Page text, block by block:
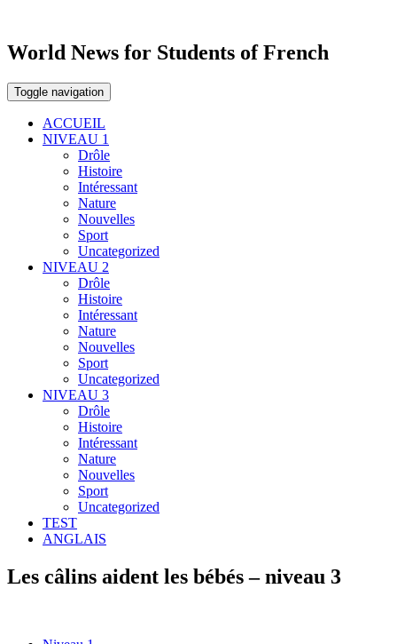
World News for Students of French
Toggle navigation
ACCUEIL
NIVEAU 1
Drôle
Histoire
Intéressant
Nature
Nouvelles
Sport
Uncategorized
NIVEAU 2
Drôle
Histoire
Intéressant
Nature
Nouvelles
Sport
Uncategorized
NIVEAU 3
Drôle
Histoire
Intéressant
Nature
Nouvelles
Sport
Uncategorized
TEST
ANGLAIS
Les câlins aident les bébés – niveau 3